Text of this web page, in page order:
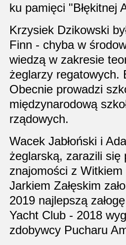
ku pamięci "Błękitnej
Krzysiek Dzikowski
Finn - chyba w
wiedzą w zakresie
żeglarzy regatowych.
Obecnie prowadzi
międzynarodową
rządowych.
Wacek Jabłoński i
żeglarską, zarazili
znajomości z
Jarkiem Załęskim
2019 najlepszą
Yacht Club - 2018
zdobywcy Pucharu